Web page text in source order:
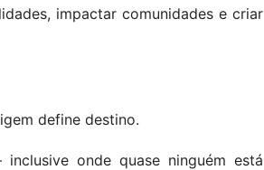
impactar comunidades e criar
define destino.
onde quase ninguém está